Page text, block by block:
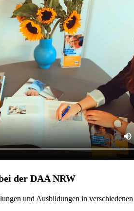
der DAA NRW
und Ausbildungen in